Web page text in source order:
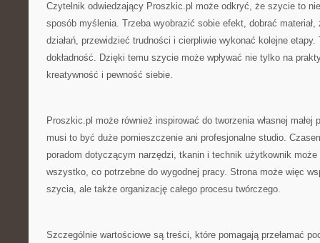
Czytelnik odwiedzający Proszkic.pl może odkryć, że szycie to
sposób myślenia. Trzeba wyobrazić sobie efekt, dobrać materiał,
działań, przewidzieć trudności i cierpliwie wykonać kolejne
dokładność. Dzięki temu szycie może wpływać nie tylko na
kreatywność i pewność siebie.
Proszkic.pl może również inspirować do tworzenia własnej małej
musi to być duże pomieszczenie ani profesjonalne studio.
poradom dotyczącym narzędzi, tkanin i technik użytkownik może
wszystko, co potrzebne do wygodnej pracy. Strona może więc
szycia, ale także organizację całego procesu twórczego.
Szczególnie wartościowe są treści, które pomagają przełamać